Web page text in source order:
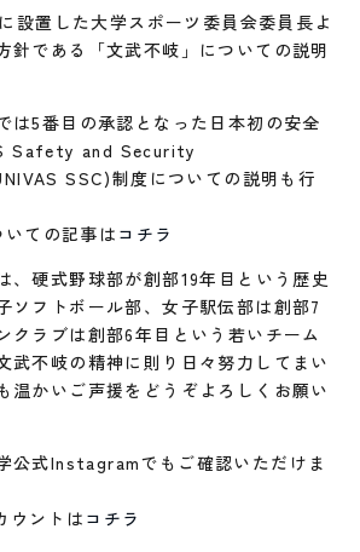
設置した大学スポーツ委員会委員長よ
針である「文武不岐」についての説明
は5番目の承認となった日本初の安全
Safety and Security
SSC)制度についての説明も行
ての記事は コチラ
、硬式野球部が創部19年目という歴史
ソフトボール部、女子駅伝部は創部7
クラブは創部6年目という若いチーム
武不岐の精神に則り日々努力してまい
温かいご声援をどうぞよろしくお願い
公式Instagramでもご確認いただけま
ントは コチラ